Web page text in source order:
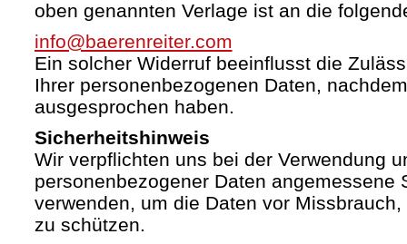
oben genannten Verlage ist an die
info@baerenreiter.com
Ein solcher Widerruf beeinflusst die
Ihrer personenbezogenen Daten,
ausgesprochen haben.
Sicherheitshinweis
Wir verpflichten uns bei der Verwendung
personenbezogener Daten angemessene
verwenden, um die Daten vor
zu schützen.